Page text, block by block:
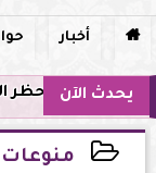
 أخبار
يحدث الآن
وحظر الترويج
منوعات